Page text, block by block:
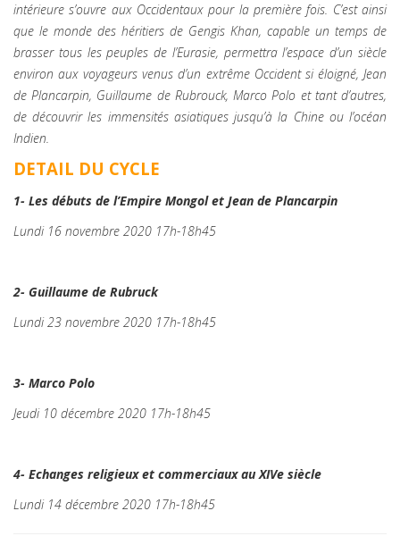
intérieure s’ouvre aux Occidentaux pour la première fois. C’est ainsi
que le monde des héritiers de Gengis Khan, capable un temps de
brasser tous les peuples de l’Eurasie, permettra l’espace d’un siècle
environ aux voyageurs venus d’un extrême Occident si éloigné, Jean
de Plancarpin, Guillaume de Rubrouck, Marco Polo et tant d’autres,
de découvrir les immensités asiatiques jusqu’à la Chine ou l’océan
Indien.
DETAIL DU CYCLE
1- Les débuts de l’Empire Mongol et Jean de Plancarpin
Lundi 16 novembre 2020 17h-18h45
2- Guillaume de Rubruck
Lundi 23 novembre 2020 17h-18h45
3- Marco Polo
Jeudi 10 décembre 2020 17h-18h45
4- Echanges religieux et commerciaux au XIVe siècle
Lundi 14 décembre 2020 17h-18h45